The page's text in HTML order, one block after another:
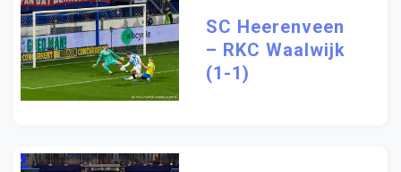
SC Heerenveen
– RKC Waalwijk
(1-1)